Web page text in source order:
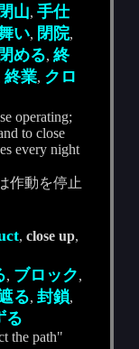
閉山,手仕
い, 閉院,
閉める,終
終業, クロ
operating;
to close
every night
作動を停止
,close up,
, ブロック,
る,封鎖,
る
the path"